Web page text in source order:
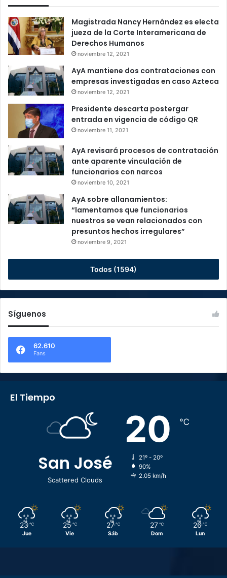
Magistrada Nancy Hernández es electa
jueza de la Corte Interamericana de
Derechos Humanos
noviembre 12, 2021
AyA mantiene dos contrataciones con
empresas investigadas en caso Azteca
noviembre 12, 2021
Presidente descarta postergar
entrada en vigencia de código QR
noviembre 11, 2021
AyA revisará procesos de contratación
ante aparente vinculación de
funcionarios con narcos
noviembre 10, 2021
AyA sobre allanamientos:
“lamentamos que funcionarios
nuestros se vean relacionados con
presuntos hechos irregulares”
noviembre 9, 2021
Todos (1594)
Síguenos
62.610
Fans
El Tiempo
San José
Scattered Clouds
20 ℃
21º - 20º
90%
2.05 km/h
23 ℃
Jue
25 ℃
Vie
27 ℃
Sáb
27 ℃
Dom
26 ℃
Lun